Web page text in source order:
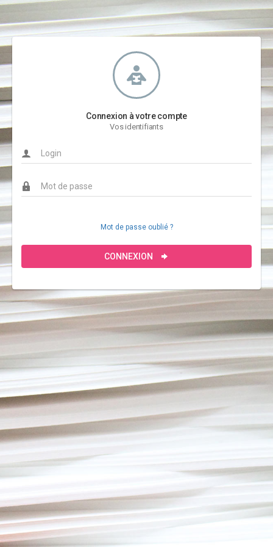
Connexion à votre compte
Vos identifiants
Mot de passe oublié ?
CONNEXION